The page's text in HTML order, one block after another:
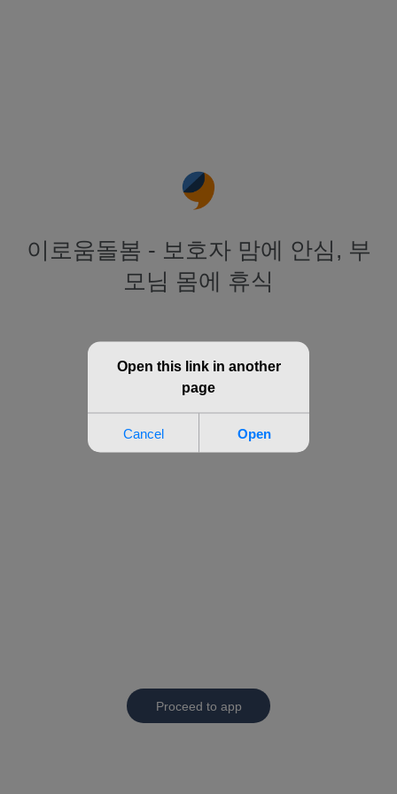
이로움돌봄 - 보호자 맘에 안심, 부
모님 몸에 휴식
Proceed to app